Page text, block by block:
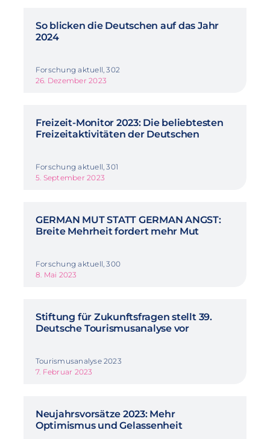
So blicken die Deutschen auf das Jahr
2024
Forschung aktuell, 302
26. Dezember 2023
Freizeit-Monitor 2023: Die beliebtesten
Freizeitaktivitäten der Deutschen
Forschung aktuell, 301
5. September 2023
GERMAN MUT STATT GERMAN ANGST:
Breite Mehrheit fordert mehr Mut
Forschung aktuell, 300
8. Mai 2023
Stiftung für Zukunftsfragen stellt 39.
Deutsche Tourismusanalyse vor
Tourismusanalyse 2023
7. Februar 2023
Neujahrsvorsätze 2023: Mehr
Optimismus und Gelassenheit